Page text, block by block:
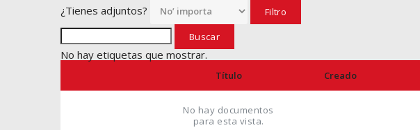
¿Tienes adjuntos?
No hay etiquetas que mostrar.
Título Creado
No hay documentos
para esta vista.